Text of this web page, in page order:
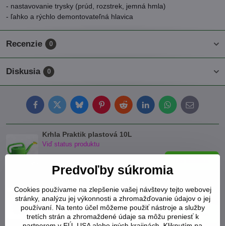
- nastavovanie trysky (prúd, rozstrek, jemná hmla)
- ľahko a rýchlo demontovateľná hlavica
Recenzie 0
Diskusia 0
FacebookTwitterBlueskyPinterestRedditLinkedInWhatsApp
E-
mail
Krhla Praktik plastová 10L
Viď status produktu
Krhla Praktik plastová 16L
Viď status produktu
6 € Do košíka
Predvoľby súkromia
Cookies používame na zlepšenie vašej návštevy tejto webovej
stránky, analýzu jej výkonnosti a zhromažďovanie údajov o jej
používaní. Na tento účel môžeme použiť nástroje a služby
tretích strán a zhromaždené údaje sa môžu preniesť k